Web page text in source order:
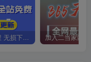
全网VIP课程 无损下载~